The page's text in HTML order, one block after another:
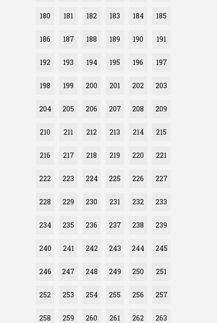
180 181 182 183 184 185
186 187 188 189 190 191
192 193 194 195 196 197
198 199 200 201 202 203
204 205 206 207 208 209
210 211 212 213 214 215
216 217 218 219 220 221
222 223 224 225 226 227
228 229 230 231 232 233
234 235 236 237 238 239
240 241 242 243 244 245
246 247 248 249 250 251
252 253 254 255 256 257
258 259 260 261 262 263